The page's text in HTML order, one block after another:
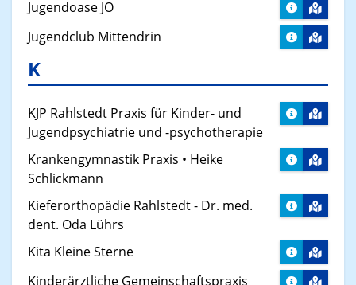
Jugendoase JO
Jugendclub Mittendrin
K
KJP Rahlstedt Praxis für Kinder- und
Jugendpsychiatrie und -psychotherapie
Krankengymnastik Praxis • Heike
Schlickmann
Kieferorthopädie Rahlstedt - Dr. med.
dent. Oda Lührs
Kita Kleine Sterne
Kinderärztliche Gemeinschaftspraxis